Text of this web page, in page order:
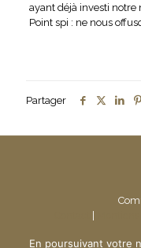
ayant déjà investi notre
Point spi : ne nous
Partager
En poursuivant votre